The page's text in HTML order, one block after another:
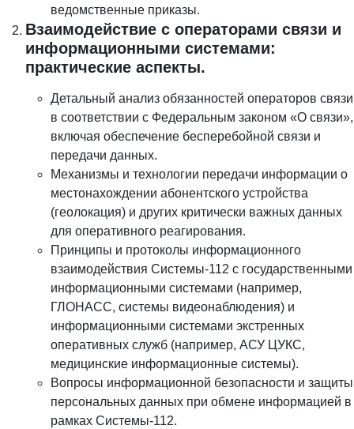
ведомственные приказы.
Взаимодействие с операторами связи и
информационными системами:
практические аспекты.
Детальный анализ обязанностей операторов связи
в соответствии с Федеральным законом «О связи»,
включая обеспечение бесперебойной связи и
передачи данных.
Механизмы и технологии передачи информации о
местонахождении абонентского устройства
(геолокация) и других критически важных данных
для оперативного реагирования.
Принципы и протоколы информационного
взаимодействия Системы-112 с государственными
информационными системами (например,
ГЛОНАСС, системы видеонаблюдения) и
информационными системами экстренных
оперативных служб (например, АСУ ЦУКС,
медицинские информационные системы).
Вопросы информационной безопасности и защиты
персональных данных при обмене информацией в
рамках Системы-112.